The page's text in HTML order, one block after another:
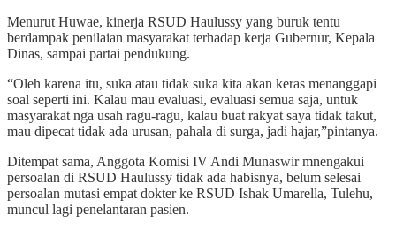
Menurut Huwae, kinerja RSUD Haulussy yang buruk tentu
berdampak penilaian masyarakat terhadap kerja Gubernur, Kepala
Dinas, sampai partai pendukung.
“Oleh karena itu, suka atau tidak suka kita akan keras menanggapi
soal seperti ini. Kalau mau evaluasi, evaluasi semua saja, untuk
masyarakat nga usah ragu-ragu, kalau buat rakyat saya tidak takut,
mau dipecat tidak ada urusan, pahala di surga, jadi hajar,”pintanya.
Ditempat sama, Anggota Komisi IV Andi Munaswir mnengakui
persoalan di RSUD Haulussy tidak ada habisnya, belum selesai
persoalan mutasi empat dokter ke RSUD Ishak Umarella, Tulehu,
muncul lagi penelantaran pasien.